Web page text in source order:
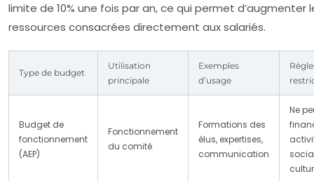
limite de 10% une fois par an, ce qui permet d’augmenter
ressources consacrées directement aux salariés.
Type de budget
Utilisation
principale
Exemples
d’usage
Budget de
fonctionnement
(AEP)
Fonctionnement
du comité
Formations des
élus, expertises,
communication
Ne